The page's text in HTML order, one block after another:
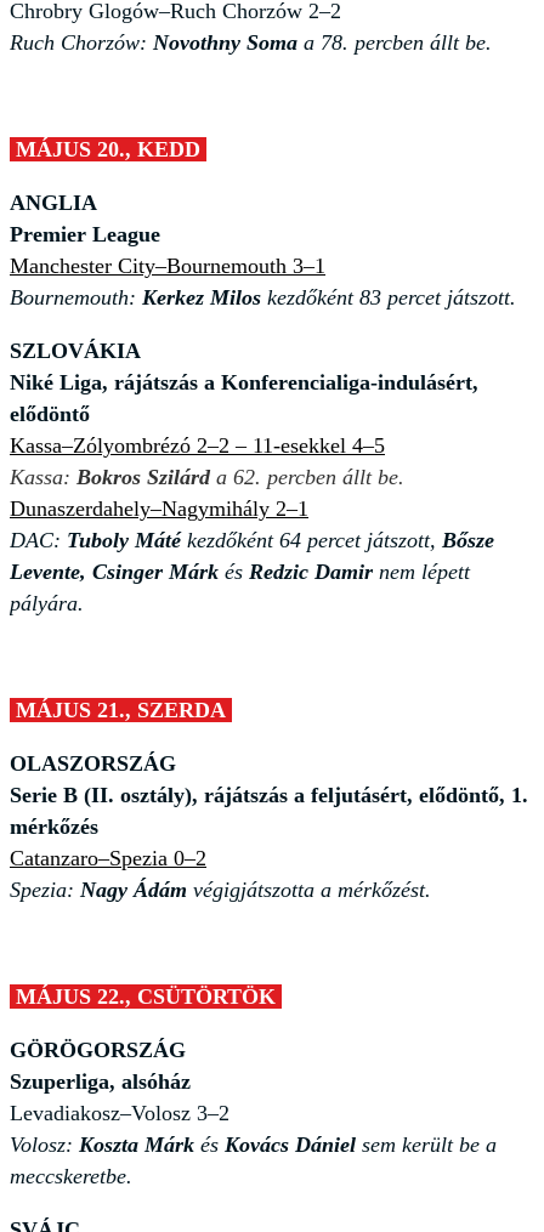
Chrobry Glogów–Ruch Chorzów 2–2
Ruch Chorzów: Novothny Soma a 78. percben állt be.
MÁJUS 20., KEDD
ANGLIA
Premier League
Manchester City–Bournemouth 3–1
Bournemouth: Kerkez Milos kezdőként 83 percet játszott.
SZLOVÁKIA
Niké Liga, rájátszás a Konferencialiga-indulásért,
elődöntő
Kassa–Zólyombrézó 2–2 – 11-esekkel 4–5
Kassa: Bokros Szilárda 62. percben állt be.
Dunaszerdahely–Nagymihály 2–1
DAC: Tuboly Máté kezdőként 64 percet játszott, Bősze
Levente, Csinger Márk és Redzic Damir nem lépett
pályára.
MÁJUS 21., SZERDA
OLASZORSZÁG
Serie B (II. osztály), rájátszás a feljutásért, elődöntő, 1.
mérkőzés
Catanzaro–Spezia 0–2
Spezia: Nagy Ádám végigjátszotta a mérkőzést.
MÁJUS 22., CSÜTÖRTÖK
GÖRÖGORSZÁG
Szuperliga, alsóház
Levadiakosz–Volosz 3–2
Volosz: Koszta Márk és Kovács Dániel sem került be a
meccskeretbe.